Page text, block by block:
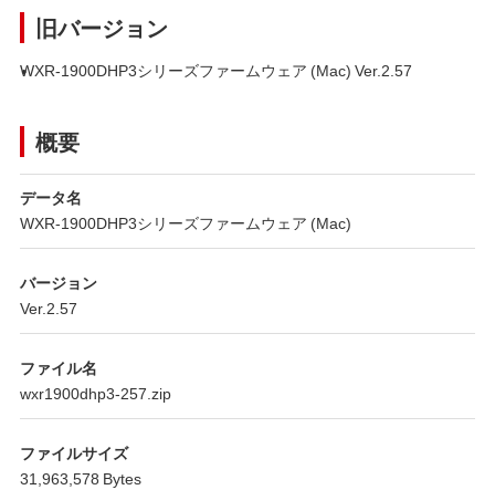
旧バージョン
WXR-1900DHP3シリーズファームウェア (Mac) Ver.2.57
概要
データ名
WXR-1900DHP3シリーズファームウェア (Mac)
バージョン
Ver.2.57
ファイル名
wxr1900dhp3-257.zip
ファイルサイズ
31,963,578 Bytes